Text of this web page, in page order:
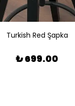
Turkish Red Şapka
₺ 699.00